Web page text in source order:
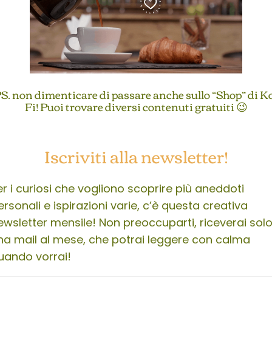
non dimenticare di passare anche sullo “Shop” di
Fi! Puoi trovare diversi contenuti gratuiti 😉
Iscriviti alla newsletter!
i curiosi che vogliono scoprire più aneddoti
e ispirazioni varie, c’è questa creativa
mensile! Non preoccuparti, riceverai solo
mail al mese, che potrai leggere con calma
vorrai!